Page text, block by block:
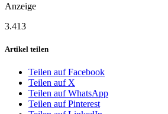
Anzeige
3.413
Artikel teilen
Teilen auf Facebook
Teilen auf X
Teilen auf WhatsApp
Teilen auf Pinterest